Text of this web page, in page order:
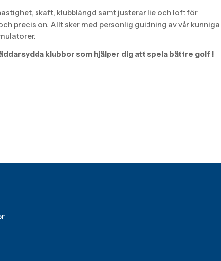
skaft, klubblängd samt justerar lie och loft för
precision. Allt sker med personlig guidning av vår kunniga
klubbor som hjälper dig att spela bättre golf !